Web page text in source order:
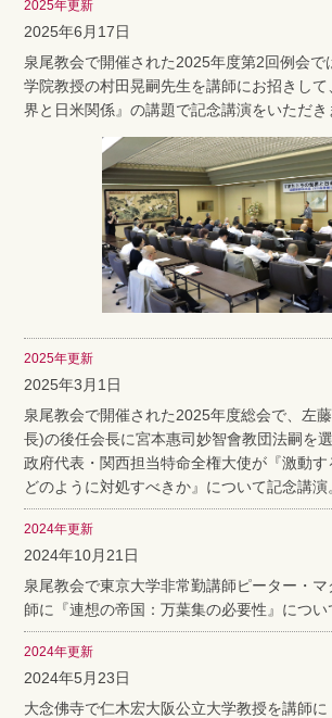
2025年更新
2025年6月17日
泉尾教会で開催された2025年度第2回例会で
学院教授の村田晃嗣先生を講師にお招きし
界と日米関係』の講題で記念講演をいただき
2025年更新
2025年3月1日
泉尾教会で開催された2025年度総会で、左
長)の後任会長に宮本惠司妙智會教団法嗣を
政府代表・関西担当特命全権大使が『激動
どのように対処すべきか』について記念講演
2024年更新
2024年10月21日
泉尾教会で東京大学非常勤講師ピーター・
師に『連想の帝国：万葉集の必要性』につい
2024年更新
2024年5月23日
大念佛寺で仁木宏大阪公立大学教授を講師